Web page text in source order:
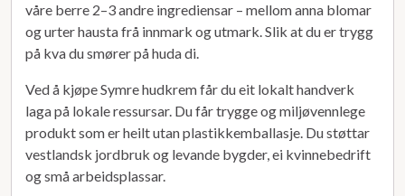
våre berre 2–3 andre ingrediensar – mellom anna blomar
og urter hausta frå innmark og utmark. Slik at du er trygg
på kva du smører på huda di.
Ved å kjøpe Symre hudkrem får du eit lokalt handverk
laga på lokale ressursar. Du får trygge og miljøvennlege
produkt som er heilt utan plastikkemballasje. Du støttar
vestlandsk jordbruk og levande bygder, ei kvinnebedrift
og små arbeidsplassar.